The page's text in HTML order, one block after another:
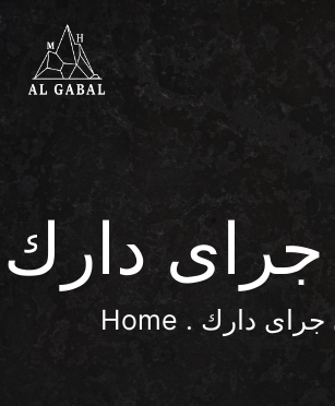
دارك
Home جراى دارك